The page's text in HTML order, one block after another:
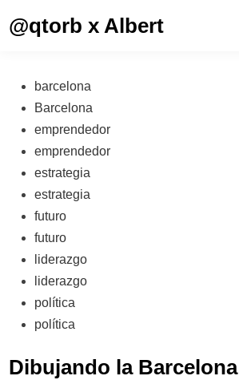
@qtorb x Albert
Publicado
en
barcelona
Barcelona
emprendedor
emprendedor
estrategia
estrategia
futuro
futuro
liderazgo
liderazgo
política
política
Dibujando la